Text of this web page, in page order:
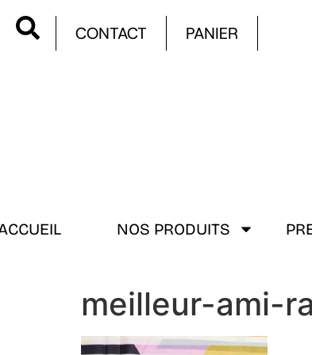
CONTACT PANIER
NOS PRODUITS
meilleur-ami-